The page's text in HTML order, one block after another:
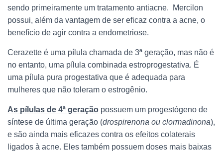
sendo primeiramente um tratamento antiacne. Mercilon
possui, além da vantagem de ser eficaz contra a acne, o
benefício de agir contra a endometriose.
Cerazette é uma pílula chamada de 3ª geração, mas não é
no entanto, uma pílula combinada estroprogestativa. É
uma pílula pura progestativa que é adequada para
mulheres que não toleram o estrogênio.
As pílulas de 4ª geração possuem um progestógeno de
síntese de última geração (drospirenona ou clormadinona),
e são ainda mais eficazes contra os efeitos colaterais
ligados à acne. Eles também possuem doses mais baixas